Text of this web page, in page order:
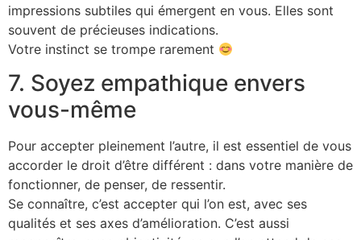
impressions subtiles qui émergent en vous. Elles sont
souvent de précieuses indications.
Votre instinct se trompe rarement
7. Soyez empathique envers
vous-même
Pour accepter pleinement l’autre, il est essentiel de vous
accorder le droit d’être différent : dans votre manière de
fonctionner, de penser, de ressentir.
Se connaître, c’est accepter qui l’on est, avec ses
qualités et ses axes d’amélioration. C’est aussi